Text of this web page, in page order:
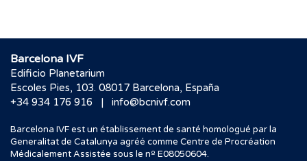
Barcelona IVF
Edificio Planetarium
Escoles Pies, 103. 08017 Barcelona, España
+34 934 176 916
| info@bcnivf.com
Barcelona IVF est un établissement de santé homologué par la
Generalitat de Catalunya agréé comme Centre de Procréation
Médicalement Assistée sous le nº E08050604.